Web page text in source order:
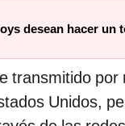
desean hacer un
transmitido por
Unidos,